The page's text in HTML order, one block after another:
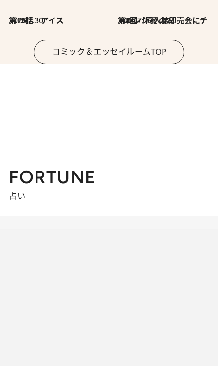
2026.7.30
第15話 アイス 2026.7.30
第8回「同人誌即売会にチャレンジ その2」
コミック＆エッセイルームTOP
FORTUNE
占い